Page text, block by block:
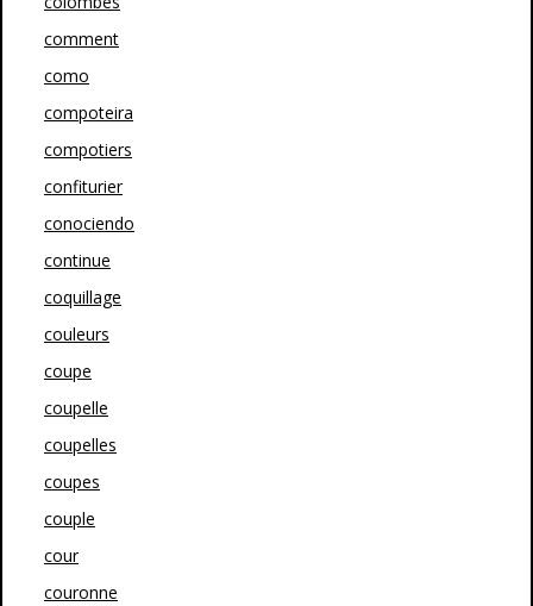
comment
como
compoteira
compotiers
confiturier
conociendo
continue
coquillage
couleurs
coupe
coupelle
coupelles
coupes
couple
cour
couronne